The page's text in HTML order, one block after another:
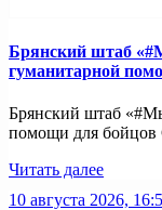
Брянский штаб
гуманитарной
Брянский штаб
помощи для
Читать далее
10 августа 2026,